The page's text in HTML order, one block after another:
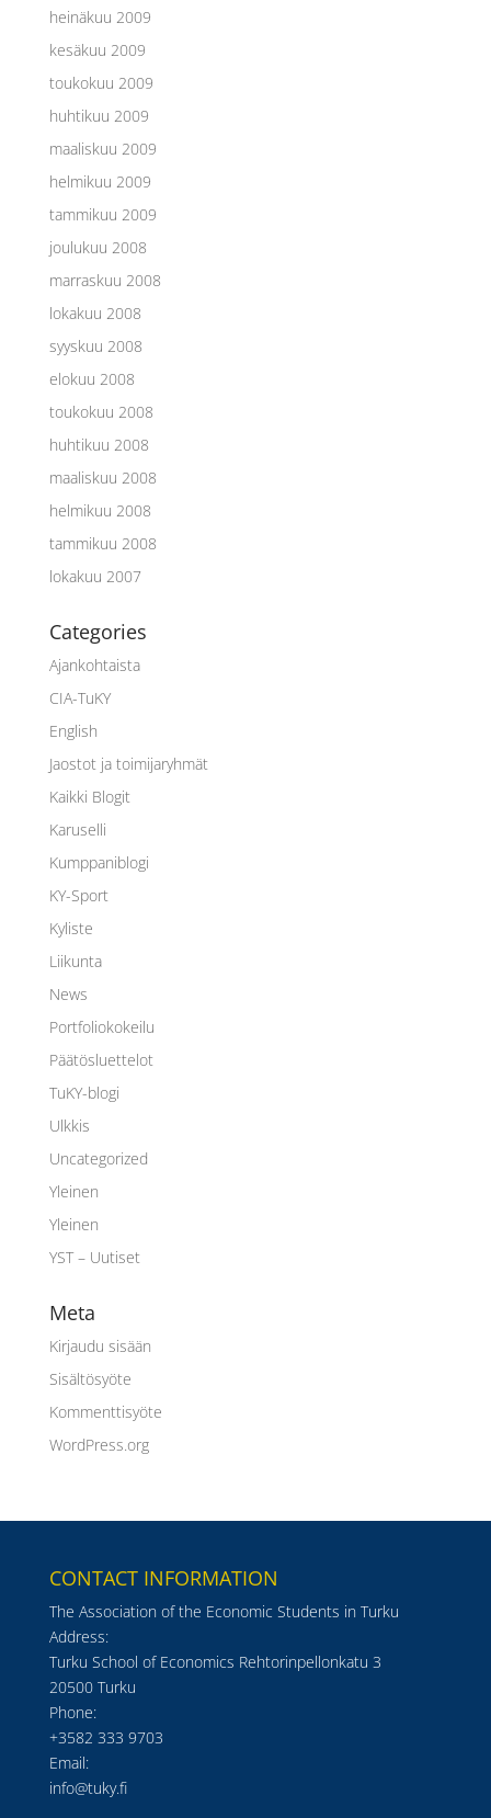
heinäkuu 2009
kesäkuu 2009
toukokuu 2009
huhtikuu 2009
maaliskuu 2009
helmikuu 2009
tammikuu 2009
joulukuu 2008
marraskuu 2008
lokakuu 2008
syyskuu 2008
elokuu 2008
toukokuu 2008
huhtikuu 2008
maaliskuu 2008
helmikuu 2008
tammikuu 2008
lokakuu 2007
Categories
Ajankohtaista
CIA-TuKY
English
Jaostot ja toimijaryhmät
Kaikki Blogit
Karuselli
Kumppaniblogi
KY-Sport
Kyliste
Liikunta
News
Portfoliokokeilu
Päätösluettelot
TuKY-blogi
Ulkkis
Uncategorized
Yleinen
Yleinen
YST – Uutiset
Meta
Kirjaudu sisään
Sisältösyöte
Kommenttisyöte
WordPress.org
CONTACT INFORMATION
The Association of the Economic Students in Turku
Address:
Turku School of Economics Rehtorinpellonkatu 3
20500 Turku
Phone:
+3582 333 9703
Email:
info@tuky.fi